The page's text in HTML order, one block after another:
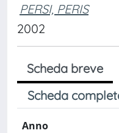
PERSI, PERIS
2002
Scheda breve
Scheda
Anno